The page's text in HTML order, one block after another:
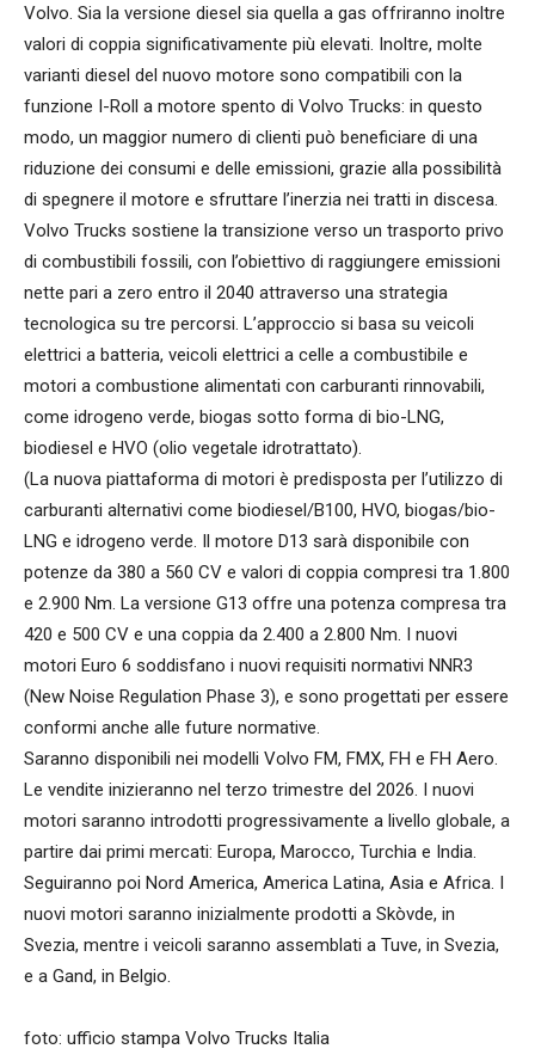
Volvo. Sia la versione diesel sia quella a gas offriranno inoltre
valori di coppia significativamente più elevati. Inoltre, molte
varianti diesel del nuovo motore sono compatibili con la
funzione I-Roll a motore spento di Volvo Trucks: in questo
modo, un maggior numero di clienti può beneficiare di una
riduzione dei consumi e delle emissioni, grazie alla possibilità
di spegnere il motore e sfruttare l’inerzia nei tratti in discesa.
Volvo Trucks sostiene la transizione verso un trasporto privo
di combustibili fossili, con l’obiettivo di raggiungere emissioni
nette pari a zero entro il 2040 attraverso una strategia
tecnologica su tre percorsi. L’approccio si basa su veicoli
elettrici a batteria, veicoli elettrici a celle a combustibile e
motori a combustione alimentati con carburanti rinnovabili,
come idrogeno verde, biogas sotto forma di bio-LNG,
biodiesel e HVO (olio vegetale idrotrattato).
(La nuova piattaforma di motori è predisposta per l’utilizzo di
carburanti alternativi come biodiesel/B100, HVO, biogas/bio-
LNG e idrogeno verde. Il motore D13 sarà disponibile con
potenze da 380 a 560 CV e valori di coppia compresi tra 1.800
e 2.900 Nm. La versione G13 offre una potenza compresa tra
420 e 500 CV e una coppia da 2.400 a 2.800 Nm. I nuovi
motori Euro 6 soddisfano i nuovi requisiti normativi NNR3
(New Noise Regulation Phase 3), e sono progettati per essere
conformi anche alle future normative.
Saranno disponibili nei modelli Volvo FM, FMX, FH e FH Aero.
Le vendite inizieranno nel terzo trimestre del 2026. I nuovi
motori saranno introdotti progressivamente a livello globale, a
partire dai primi mercati: Europa, Marocco, Turchia e India.
Seguiranno poi Nord America, America Latina, Asia e Africa. I
nuovi motori saranno inizialmente prodotti a Skòvde, in
Svezia, mentre i veicoli saranno assemblati a Tuve, in Svezia,
e a Gand, in Belgio.
foto: ufficio stampa Volvo Trucks Italia